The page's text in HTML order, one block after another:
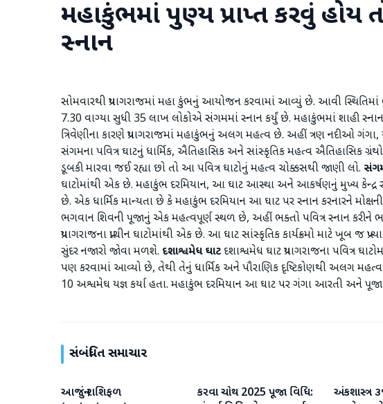
મહાકુંભમાં પુણ્ય પ્રાપ્ત કરવું હોય
સ્નાન
સોમવારથી પ્રયાગરાજમાં મહા કુંભનું આયોજન કરવામાં આવ્યું છે. આવી સ્થિતિમાં
7.30 વાગ્યા સુધી 35 લાખ લોકોએ સંગમમાં સ્નાન કર્યું છે. મહાકુંભમાં શાહી
ત્રિવેણીના કારણે પ્રયાગરાજમાં મહાકુંભનું અલગ મહત્વ છે. અહીં ત્રણ નદીઓ
સંગમના પવિત્ર ઘાટનું ધાર્મિક, ઐતિહાસિક અને સાંસ્કૃતિક મહત્વ ઐતિહાસિક
ડૂબકી મારવા જઈ રહ્યા છો તો આ પવિત્ર ઘાટોનું મહત્વ ચોક્કસથી જાણી લો.
ઘાટોમાંથી એક છે. મહાકુંભ દરમિયાન, આ ઘાટ આસ્થા અને આકર્ષણનું મુખ્ય
છે. એક ધાર્મિક માન્યતા છે કે મહાકુંભ દરમિયાન આ ઘાટ પર સ્નાન કરનારને મોક્ષની
ભગવાન શિવની પૂજાનું એક મહત્વપૂર્ણ સ્થળ છે, અહીં ભક્તો પવિત્ર સ્નાન કરીને
પ્રયાગરાજના પ્રાચીન ઘાટોમાંથી એક છે. આ ઘાટ સાંસ્કૃતિક કાર્યક્રમો માટે ખૂબ
સુંદર નજારો જોવા મળશે. દશાશ્વમેધ ઘાટદશાશ્વમેધ ઘાટ પ્રયાગરાજના પવિત્ર
પણ કરવામાં આવ્યો છે, તેથી તેનું ધાર્મિક અને પૌરાણિક દૃષ્ટિકોણથી અલગ
10 અશ્વમેઘ યજ્ઞ કર્યા હતા. મહાકુંભ દરમિયાન આ ઘાટ પર ગંગા આરતી અને
સંબંધિત સમાચાર
એસ્ટ્રોલોજી
આજનું રાશિફળ
એસ્ટ્રોલોજી
કરવા ચોથ 2025 પૂજા વિધિ:
એસ્ટ્રોલોજી
અંકશાસ્ત્ર